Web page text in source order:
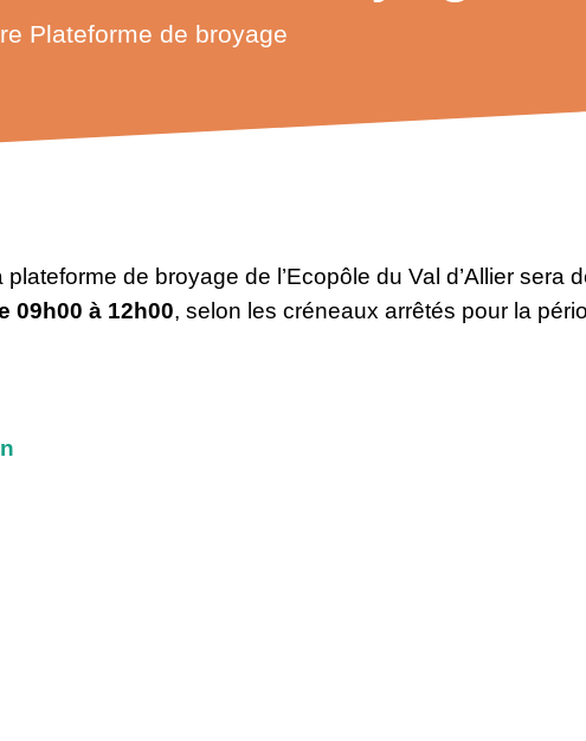
Plateforme de broyage
de broyage de l’Ecopôle du Val d’Allier sera
09h00 à 12h00, selon les créneaux arrêtés pour la